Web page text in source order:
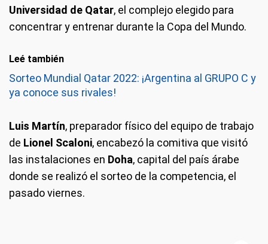
Universidad de Qatar, el complejo elegido para
concentrar y entrenar durante la Copa del Mundo.
Leé también
Sorteo Mundial Qatar 2022: ¡Argentina al GRUPO C y
ya conoce sus rivales!
Luis Martín, preparador físico del equipo de trabajo
de Lionel Scaloni, encabezó la comitiva que visitó
las instalaciones en Doha, capital del país árabe
donde se realizó el sorteo de la competencia, el
pasado viernes.